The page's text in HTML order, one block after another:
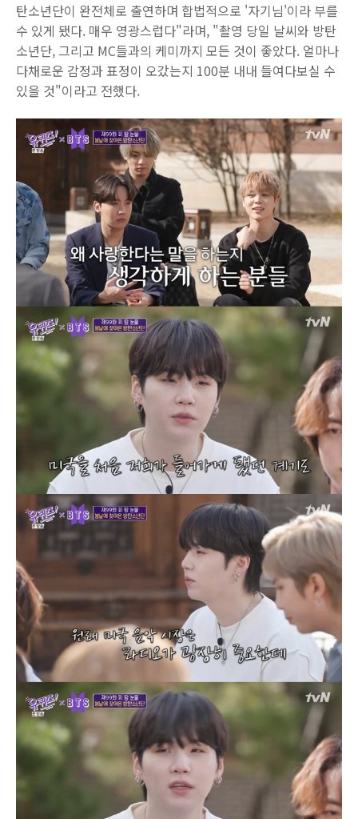
탄소년단이 완전체로 출연하며 합법적으로 '자기님'이라 부를
수 있게 됐다. 매우 영광스럽다"라며, "촬영 당일 날씨와 방탄
소년단, 그리고 MC들과의 케미까지 모든 것이 좋았다. 얼마나
다채로운 감정과 표정이 오갔는지 100분 내내 들여다보실 수
있을 것"이라고 전했다.